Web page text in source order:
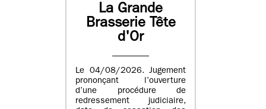
La Grande
Brasserie Tête
d'Or
Le 04/08/2026. Jugement
prononçant l’ouverture
d’une procédure de
redressement judiciaire,